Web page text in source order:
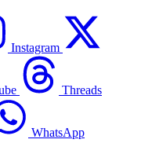
Instagram
Threads
WhatsApp